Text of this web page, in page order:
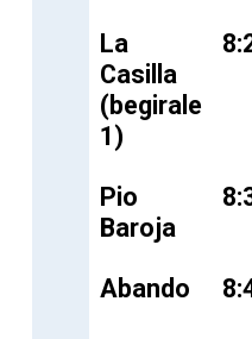
La
Casilla
(begirale
1)
Pio
Baroja
Abando